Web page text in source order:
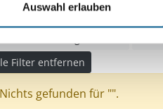
Auswahl erlauben
Heimatpflege
Themen:
Filter entfernen
Nichts gefunden für "".